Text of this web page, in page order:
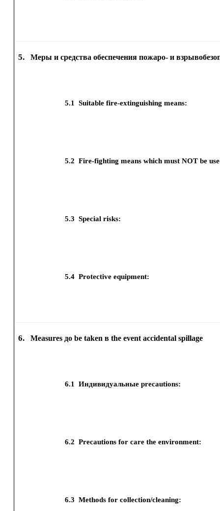
5. Меры и средства обеспечения пожаро- и
5.1 Suitable fire-extinguishing means:
5.2 Fire-fighting means which must NOT be
5.3 Special risks:
5.4 Protective equipment:
6. Measures до be taken в the event accidental spillage
6.1 Индивидуальные precautions:
6.2 Precautions for care the environment:
6.3 Methods for collection/cleaning: